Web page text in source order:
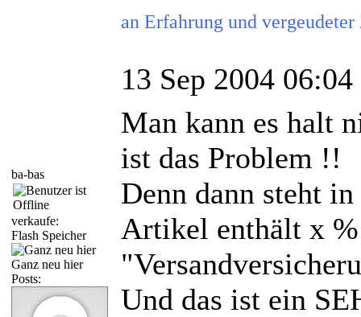
an Erfahrung und
ba-bas
verkaufe:
Flash Speicher
Ganz neu hier
Posts:
13 Sep 2004 06:04
Man kann es halt
ist das Problem !!
Denn dann steht
Artikel enthält x
Und das ist ein